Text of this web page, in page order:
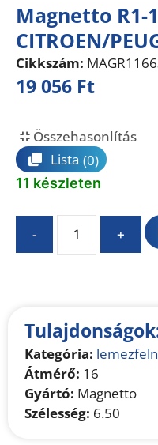
Magnetto R1-
CITROEN/
Cikkszám:
19 056 Ft
Összehasonlítás
Lista (0)
11 készleten
- +
Kategória:
Átmérő: 16
Gyártó: Magnetto
Szélesség: 6.50